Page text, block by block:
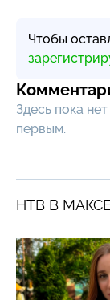
Чтобы
Здесь пока
первым.
НТВ В МАКСЕ